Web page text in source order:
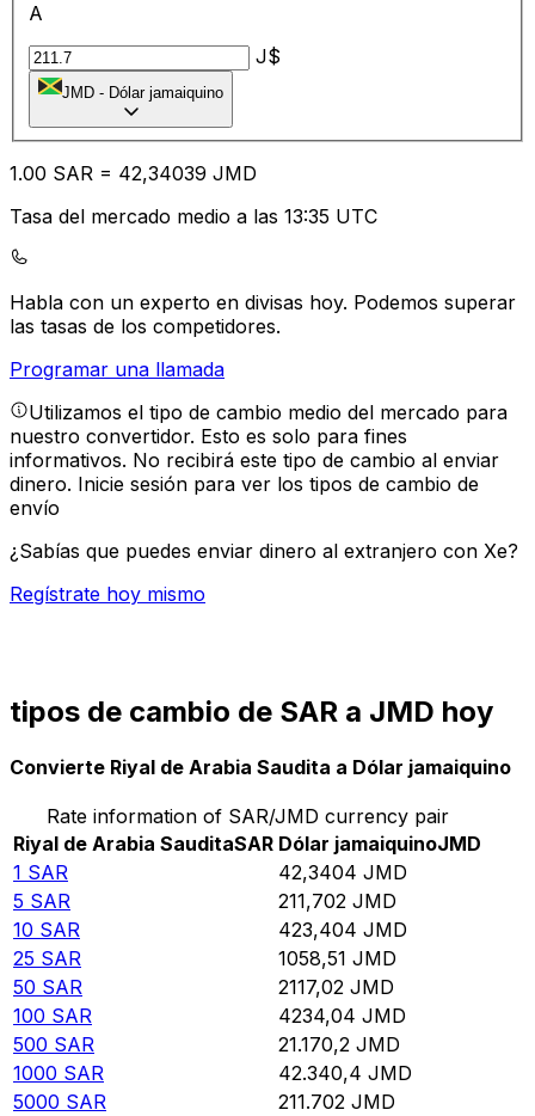
A
J$
JMD - Dólar jamaiquino
1.00 SAR = 42,34039 JMD
Tasa del mercado medio a las 13:35 UTC
Habla con un experto en divisas hoy. Podemos superar
las tasas de los competidores.
Programar una llamada
Utilizamos el tipo de cambio medio del mercado para
nuestro convertidor. Esto es solo para fines
informativos. No recibirá este tipo de cambio al enviar
dinero. Inicie sesión para ver los tipos de cambio de
envío
¿Sabías que puedes enviar dinero al extranjero con Xe?
Regístrate hoy mismo
tipos de cambio de SAR a JMD hoy
Convierte Riyal de Arabia Saudita a Dólar jamaiquino
Rate information of SAR/JMD currency pair
Riyal de Arabia SauditaSAR Dólar jamaiquinoJMD
1 SAR 42,3404 JMD
5 SAR 211,702 JMD
10 SAR 423,404 JMD
25 SAR 1058,51 JMD
50 SAR 2117,02 JMD
100 SAR 4234,04 JMD
500 SAR 21.170,2 JMD
1000 SAR 42.340,4 JMD
5000 SAR 211.702 JMD